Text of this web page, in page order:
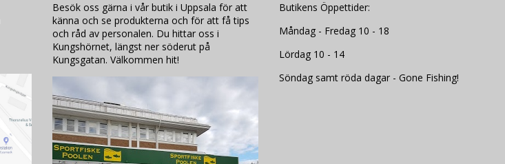
Besök oss gärna i vår butik i Uppsala för att
känna och se produkterna och för att få tips
och råd av personalen. Du hittar oss i
Kungshörnet, längst ner söderut på
Kungsgatan. Välkommen hit!
Butikens Öppettider:
Måndag - Fredag 10 - 18
Lördag 10 - 14
Söndag samt röda dagar - Gone Fishing!